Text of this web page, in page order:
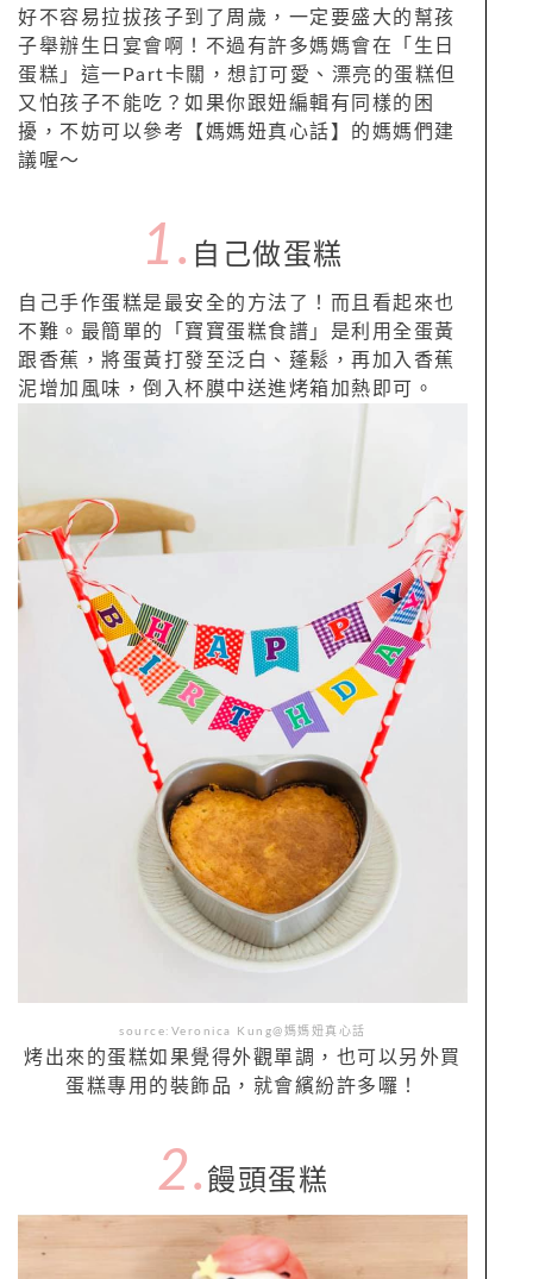
好不容易拉拔孩子到了周歲，一定要盛大的幫孩
子舉辦生日宴會啊！不過有許多媽媽會在「生日
蛋糕」這一Part卡關，想訂可愛、漂亮的蛋糕但
又怕孩子不能吃？如果你跟妞編輯有同樣的困
擾，不妨可以參考【媽媽妞真心話】的媽媽們建
議喔～
1. 自己做蛋糕
自己手作蛋糕是最安全的方法了！而且看起來也
不難。最簡單的「寶寶蛋糕食譜」是利用全蛋黃
跟香蕉，將蛋黃打發至泛白、蓬鬆，再加入香蕉
泥增加風味，倒入杯膜中送進烤箱加熱即可。
source:Veronica Kung@媽媽妞真心話
烤出來的蛋糕如果覺得外觀單調，也可以另外買
蛋糕專用的裝飾品，就會繽紛許多囉！
2. 饅頭蛋糕